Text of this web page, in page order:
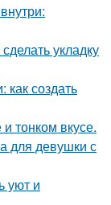
укладку
создать
тонком вкусе.
для девушки с
уют и